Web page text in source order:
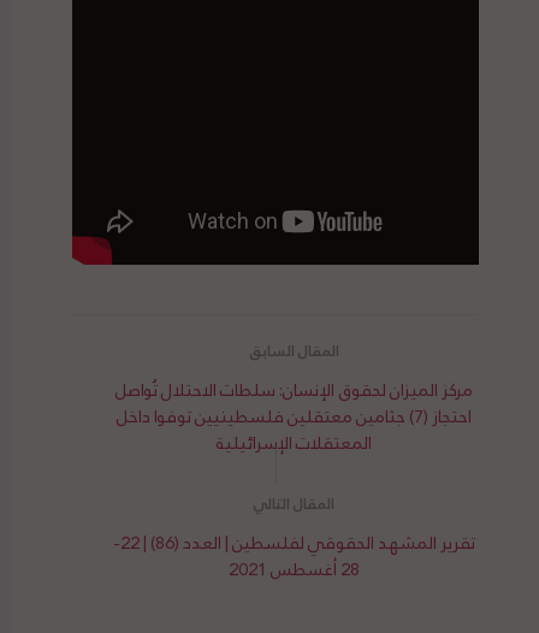
مركز الميزان لحقوق الإنسان: سلطات الاحتلال تُواصل
احتجاز (7) جثامين معتقلين فلسطينيين توفوا داخل
المعتقلات الإسرائيلية
تقرير المشهد الحقوقي لفلسطين | العدد (86) | 22-
28 أغسطس 2021